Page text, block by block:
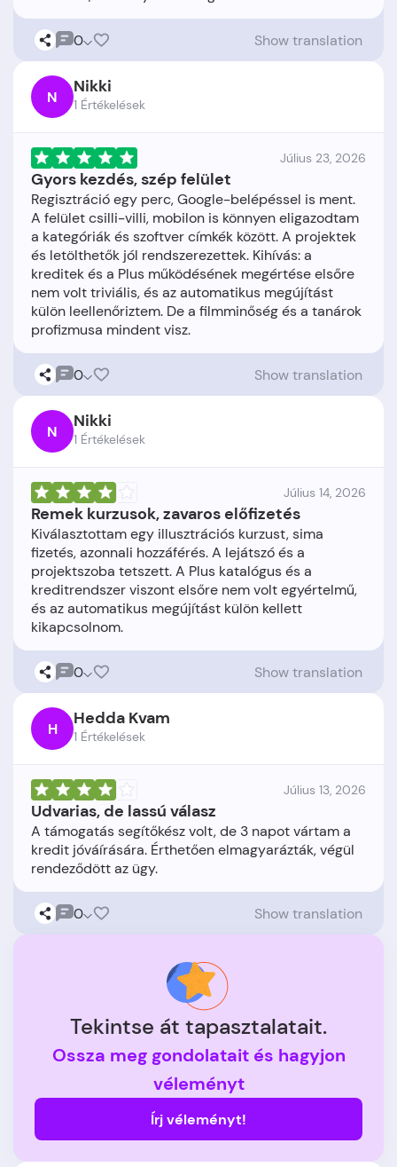
0 Show translation
N Nikki
1 Értékelések
Július 23, 2026
Gyors kezdés, szép felület
Regisztráció egy perc, Google-belépéssel is ment.
A felület csilli-villi, mobilon is könnyen eligazodtam
a kategóriák és szoftver címkék között. A projektek
és letölthetők jól rendszerezettek. Kihívás: a
kreditek és a Plus működésének megértése elsőre
nem volt triviális, és az automatikus megújítást
külön leellenőriztem. De a filmminőség és a tanárok
0 Show translation
N Nikki
1 Értékelések
Július 14, 2026
Remek kurzusok, zavaros előfizetés
Kiválasztottam egy illusztrációs kurzust, sima
fizetés, azonnali hozzáférés. A lejátszó és a
projektszoba tetszett. A Plus katalógus és a
kreditrendszer viszont elsőre nem volt egyértelmű,
és az automatikus megújítást külön kellett
0 Show translation
H Hedda Kvam
1 Értékelések
Július 13, 2026
Udvarias, de lassú válasz
A támogatás segítőkész volt, de 3 napot vártam a
kredit jóváírására. Érthetően elmagyarázták, végül
0 Show translation
Tekintse át tapasztalatait.
Ossza meg gondolatait és hagyjon
véleményt
Írj véleményt!